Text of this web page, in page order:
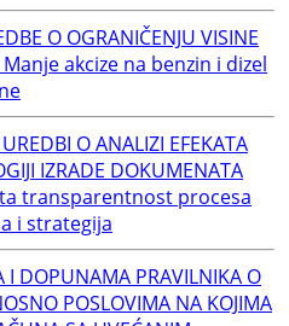
O OGRANIČENJU VISINE
Manje akcize na benzin i dizel
O ANALIZI EFEKATA
IZRADE DOKUMENATA
transparentnost procesa
i strategija
I DOPUNAMA PRAVILNIKA O
POSLOVIMA NA KOJIMA